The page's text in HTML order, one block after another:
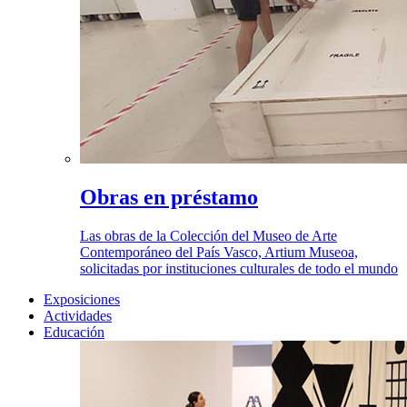
Obras en préstamo
Las obras de la Colección del Museo de Arte
Contemporáneo del País Vasco, Artium Museoa,
solicitadas por instituciones culturales de todo el mundo
Exposiciones
Actividades
Educación